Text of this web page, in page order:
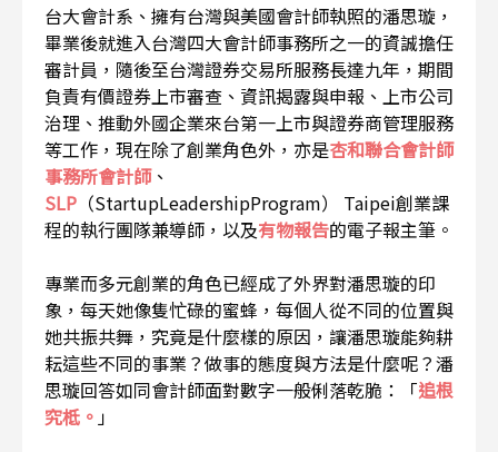
台大會計系、擁有台灣與美國會計師執照的潘思璇，
畢業後就進入台灣四大會計師事務所之一的資誠擔任
審計員，隨後至台灣證券交易所服務長達九年，期間
負責有價證券上市審查、資訊揭露與申報、上市公司
治理、推動外國企業來台第一上市與證券商管理服務
等工作，現在除了創業角色外，亦是杏和聯合會計師
事務所會計師、
SLP （StartupLeadershipProgram） Taipei創業課
程的執行團隊兼導師，以及有物報告的電子報主筆。
專業而多元創業的角色已經成了外界對潘思璇的印
象，每天她像隻忙碌的蜜蜂，每個人從不同的位置與
她共振共舞，究竟是什麼樣的原因，讓潘思璇能夠耕
耘這些不同的事業？做事的態度與方法是什麼呢？潘
思璇回答如同會計師面對數字一般俐落乾脆：「追根
究柢。 」